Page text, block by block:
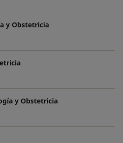
y Obstetricia
y Obstetricia